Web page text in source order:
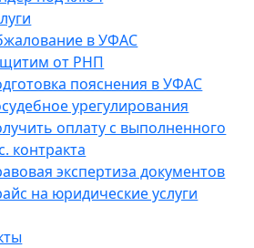
в УФАС
от РНП
пояснения в УФАС
урегулирования
оплату с выполненного
контракта
экспертиза документов
на юридические услуги